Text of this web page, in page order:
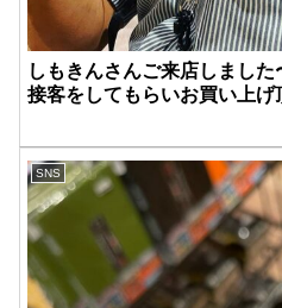
しもきんさんご来店しまし
接客をしてもらいお買い上げ
SNS